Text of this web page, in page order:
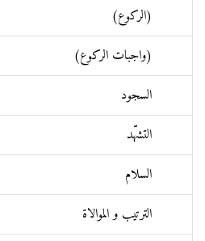
(الركوع)
(واجبات الركوع)
السجود
التشهّد
السلام
الترتيب و الموالاة